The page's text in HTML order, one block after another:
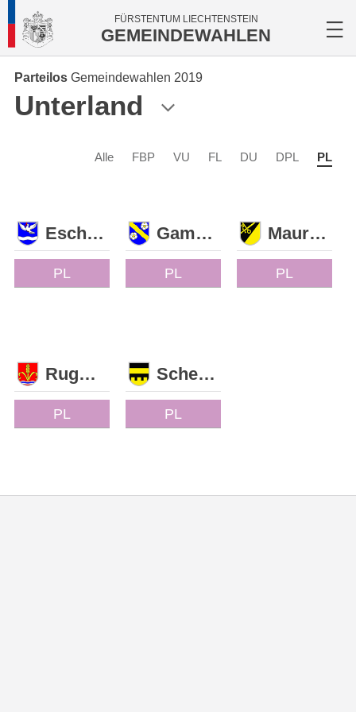
FÜRSTENTUM LIECHTENSTEIN
GEMEINDEWAHLEN
Parteilos Gemeindewahlen 2019
Unterland
Alle FBP VU FL DU DPL PL
Eschen
PL
Gamprin
PL
Mauren
PL
Ruggell
PL
Schellenberg
PL